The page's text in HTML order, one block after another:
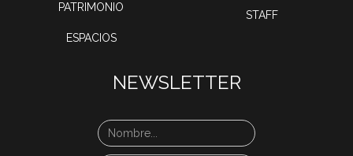
PATRIMONIO
ESPACIOS
STAFF
NEWSLETTER